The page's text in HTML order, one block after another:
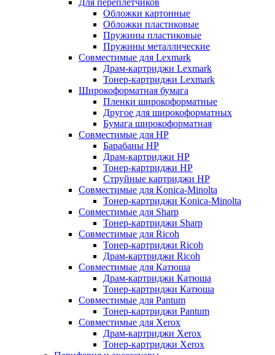
Для переплетчиков
Обложки картонные
Обложки пластиковые
Пружины пластиковые
Пружины металлические
Совместимые для Lexmark
Драм-картриджи Lexmark
Тонер-картриджи Lexmark
Широкоформатная бумага
Пленки широкоформатные
Другое для широкоформатных
Бумага широкоформатная
Совместимые для HP
Барабаны HP
Драм-картриджи HP
Тонер-картриджи HP
Струйные картриджи HP
Совместимые для Konica-Minolta
Тонер-картриджи Konica-Minolta
Совместимые для Sharp
Тонер-картриджи Sharp
Совместимые для Ricoh
Тонер-картриджи Ricoh
Драм-картриджи Ricoh
Совместимые для Катюша
Драм-картриджи Катюша
Тонер-картриджи Катюша
Совместимые для Pantum
Тонер-картриджи Pantum
Совместимые для Xerox
Драм-картриджи Xerox
Тонер-картриджи Xerox